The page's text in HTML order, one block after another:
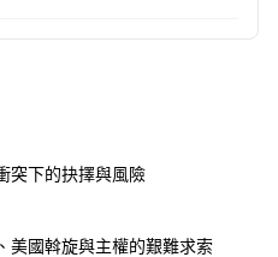
突下的抉擇與風險
美國斡旋與主權的艱難求索